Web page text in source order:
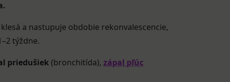
a nastupuje obdobie rekonvalescencie,
týždne.
priedušiek (bronchitída), zápal pľúc